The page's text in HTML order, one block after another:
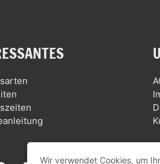
Wir verwendet Cookies, um